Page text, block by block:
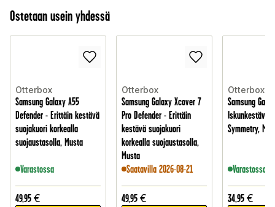
Ostetaan usein yhdessä
Otterbox
Samsung Galaxy A55
Defender - Erittäin kestävä
suojakuori korkealla
suojaustasolla, Musta
Varastossa
49,95 €
Otterbox
Samsung Galaxy Xcover 7
Pro Defender - Erittäin
kestävä suojakuori
korkealla suojaustasolla,
Musta
Saatavilla 2026-08-21
49,95 €
Otterbox
Samsung
Iskunkestävä
Symmetry,
Varastossa
34,95 €